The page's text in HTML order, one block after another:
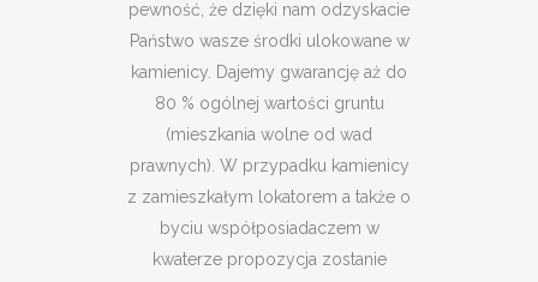
pewność, że dzięki nam odzyskacie
Państwo wasze środki ulokowane w
kamienicy. Dajemy gwarancję aż do
80 % ogólnej wartości gruntu
(mieszkania wolne od wad
prawnych). W przypadku kamienicy
z zamieszkałym lokatorem a także o
byciu współposiadaczem w
kwaterze propozycja zostanie